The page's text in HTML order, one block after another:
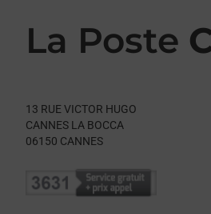
La Poste
13 RUE VICTOR HUGO
CANNES LA BOCCA
06150 CANNES